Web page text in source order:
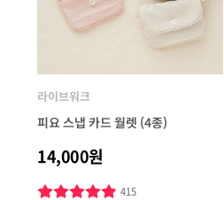
라이브워크
피요 스냅 카드 월렛 (4종)
14,000원
415